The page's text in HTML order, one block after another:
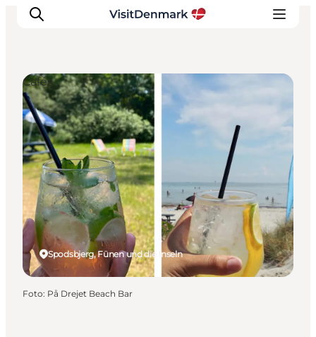
Inspiration
Regionen
Erlebnisse
Unterkünfte
Reiseplanung
Spodsbjerg, Fünen und die Inseln
Cafés
Foto: På Drejet Beach Bar